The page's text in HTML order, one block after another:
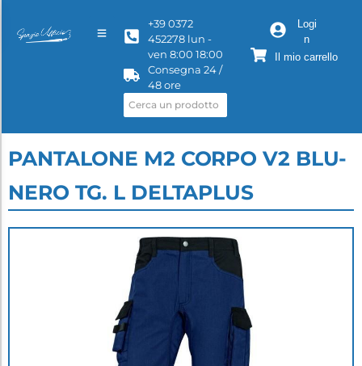
+39 0372
452278 lun -
ven 8:00 18:00
Consegna 24 /
48 ore
Logi
n
Il mio carrello
PANTALONE M2 CORPO V2 BLU-
NERO TG. L DELTAPLUS